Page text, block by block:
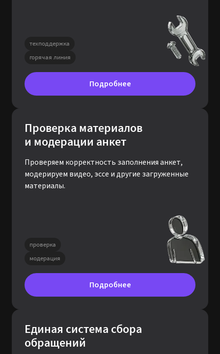
техподдержка
горячая линия
Подробнее
Проверка материалов
и модерации анкет
Проверяем корректность заполнения анкет,
модерируем видео, эссе и другие загруженные
материалы.
проверка
модерация
Подробнее
Единая система сбора
обращений